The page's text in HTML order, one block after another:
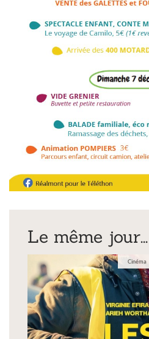
Le même jour...
Cinéma